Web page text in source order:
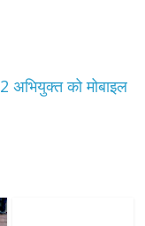
अभियुक्त को मोबाइल